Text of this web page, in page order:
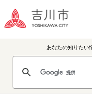
あなたの知りたい